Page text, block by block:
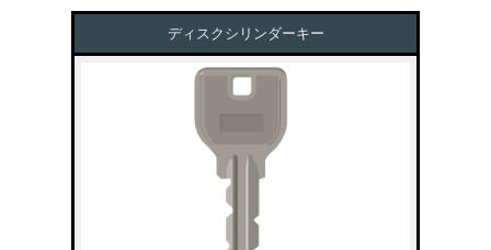
ディスクシリンダーキー